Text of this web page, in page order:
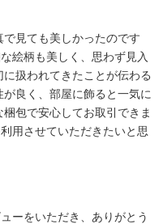
見ても美しかったのです
絵柄も美しく、思わず見入
扱われてきたことが伝わる
良く、部屋に飾ると一気に
包で安心してお取引できま
用させていただきたいと思
ーをいただき、ありがとう